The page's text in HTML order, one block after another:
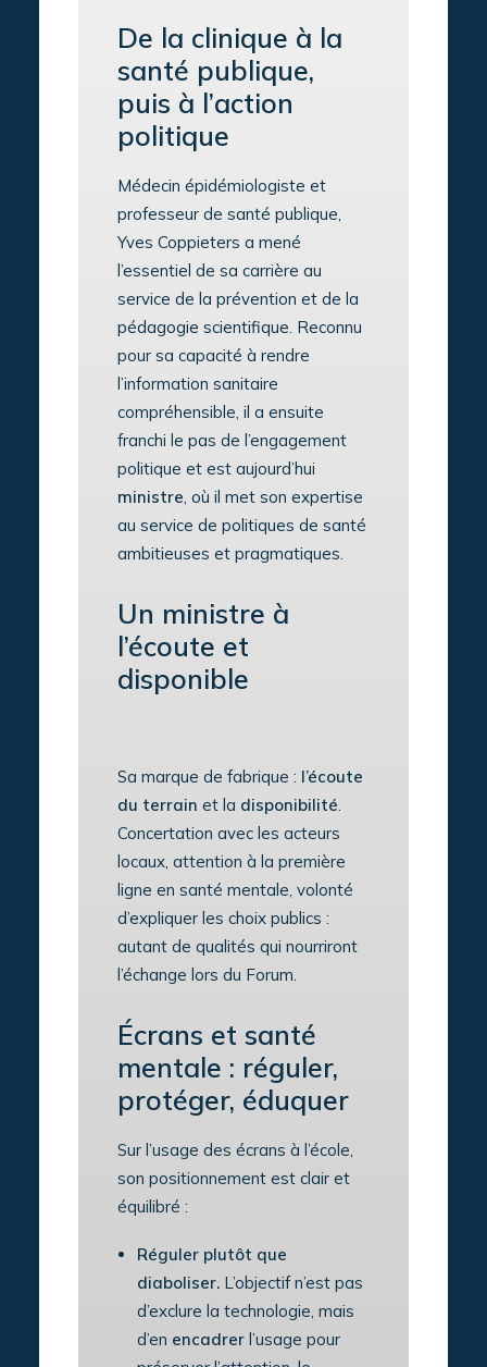
De la clinique à la
santé publique,
puis à l’action
politique
Médecin épidémiologiste et
professeur de santé publique,
Yves Coppieters a mené
l’essentiel de sa carrière au
service de la prévention et de la
pédagogie scientifique. Reconnu
pour sa capacité à rendre
l’information sanitaire
compréhensible, il a ensuite
franchi le pas de l’engagement
politique et est aujourd’hui
ministre, où il met son expertise
au service de politiques de santé
ambitieuses et pragmatiques.
Un ministre à
l’écoute et
disponible
Sa marque de fabrique : l’écoute
du terrain et la disponibilité.
Concertation avec les acteurs
locaux, attention à la première
ligne en santé mentale, volonté
d’expliquer les choix publics :
autant de qualités qui nourriront
l’échange lors du Forum.
Écrans et santé
mentale : réguler,
protéger, éduquer
Sur l’usage des écrans à l’école,
son positionnement est clair et
équilibré :
Réguler plutôt que
diaboliser. L’objectif n’est pas
d’exclure la technologie, mais
d’en encadrer l’usage pour